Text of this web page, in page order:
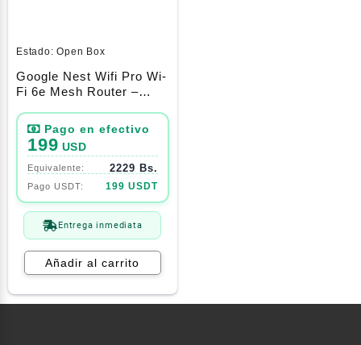
Estado:Open Box
Google Nest Wifi Pro Wi-
Fi 6e Mesh Router –
199 USD
2229 Bs.
199 USDT
Entrega inmediata
Añadir al carrito